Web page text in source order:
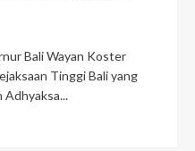
Bali Wayan Koster
Tinggi Bali yang
Adhyaksa...